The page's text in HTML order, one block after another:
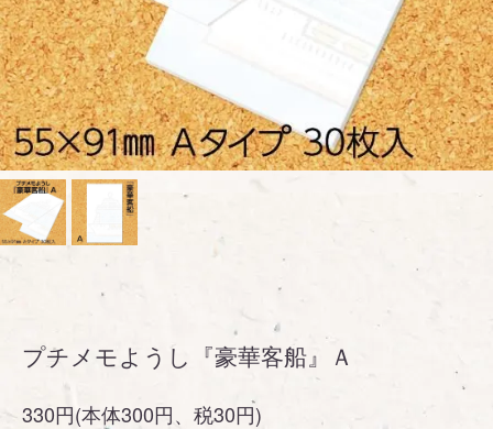
プチメモようし『豪華客船』Ａ
330円(本体300円、税30円)